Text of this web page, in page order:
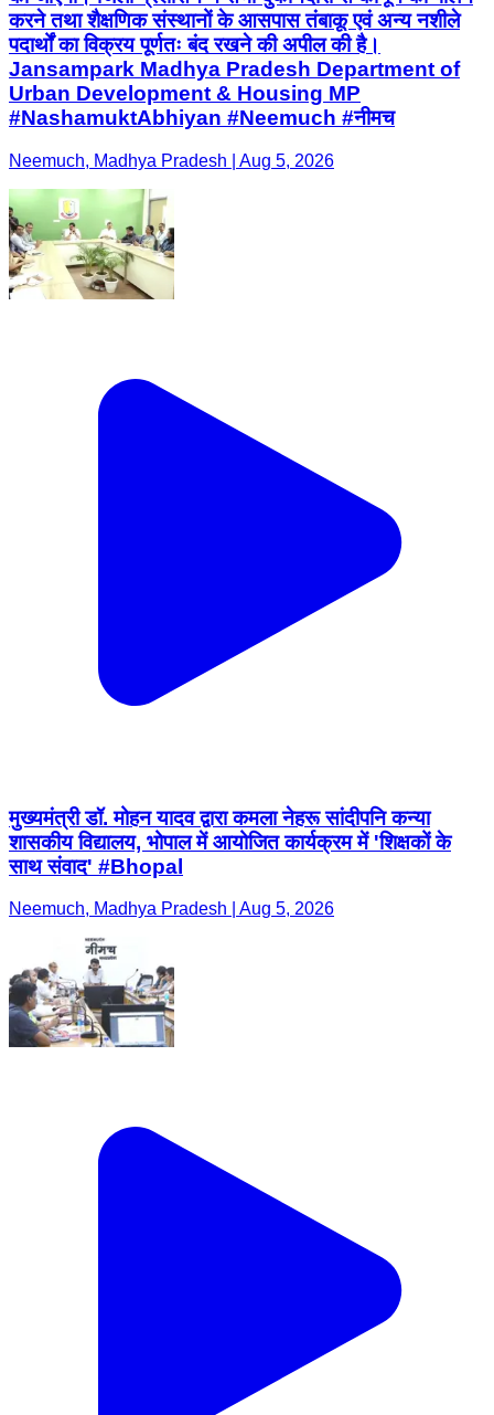
करने तथा शैक्षणिक संस्थानों के आसपास तंबाकू एवं अन्य नशीले
पदार्थों का विक्रय पूर्णतः बंद रखने की अपील की है।
Jansampark Madhya Pradesh Department of
Urban Development & Housing MP
#NashamuktAbhiyan #Neemuch #नीमच
Neemuch, Madhya Pradesh | Aug 5, 2026
मुख्यमंत्री डॉ. मोहन यादव द्वारा कमला नेहरू सांदीपनि कन्या
शासकीय विद्यालय, भोपाल में आयोजित कार्यक्रम में 'शिक्षकों के
साथ संवाद' #Bhopal
Neemuch, Madhya Pradesh | Aug 5, 2026